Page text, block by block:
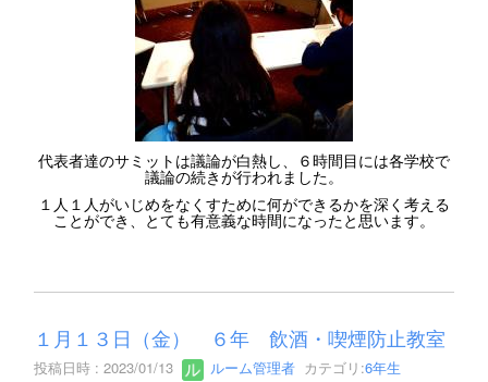
代表者達のサミットは議論が白熱し、６時間目には各学校で
議論の続きが行われました。
１人１人がいじめをなくすために何ができるかを深く考える
ことができ、とても有意義な時間になったと思います。
１月１３日（金） ６年 飲酒・喫煙防止教室
投稿日時 : 2023/01/13 ルーム管理者 カテゴリ:6年生